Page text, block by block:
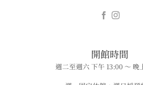
​​開館時間
週二至週六 下午 13:00 ～ 晚